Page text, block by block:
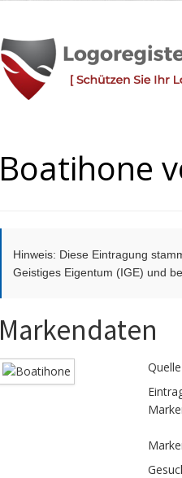
Boatihone
Hinweis: Diese Eintragung
Geistiges Eigentum (IGE) und
Markendaten
Quelle